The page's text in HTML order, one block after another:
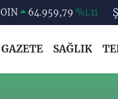
64.959,79 %1.11
EURO
55,2510 %0.32
64,4811 %0.38
SAĞLIK